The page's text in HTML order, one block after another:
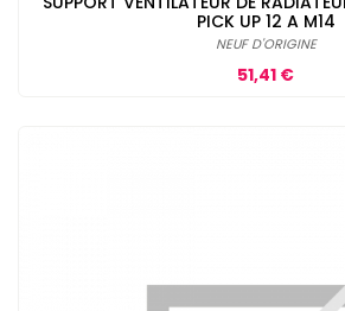
PICK UP 12 A M14
NEUF D'ORIGINE
Prix
51,41 €